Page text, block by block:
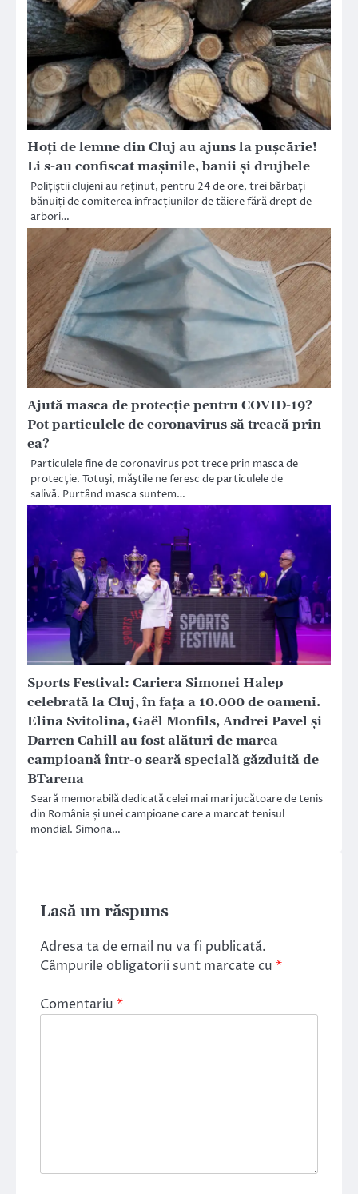
Hoți de lemne din Cluj au ajuns la pușcărie!
Li s-au confiscat mașinile, banii și drujbele
Polițiștii clujeni au reţinut, pentru 24 de ore, trei bărbați
bănuiți de comiterea infracțiunilor de tăiere fără drept de
arbori…
Ajută masca de protecție pentru COVID-19?
Pot particulele de coronavirus să treacă prin
ea?
Particulele fine de coronavirus pot trece prin masca de
protecţie. Totuşi, măştile ne feresc de particulele de
salivă. Purtând masca suntem…
Sports Festival: Cariera Simonei Halep
celebrată la Cluj, în fața a 10.000 de oameni.
Elina Svitolina, Gaël Monfils, Andrei Pavel și
Darren Cahill au fost alături de marea
campioană într-o seară specială găzduită de
BTarena
Seară memorabilă dedicată celei mai mari jucătoare de tenis
din România și unei campioane care a marcat tenisul
mondial. Simona…
Lasă un răspuns
Adresa ta de email nu va fi publicată.
Câmpurile obligatorii sunt marcate cu *
Comentariu *